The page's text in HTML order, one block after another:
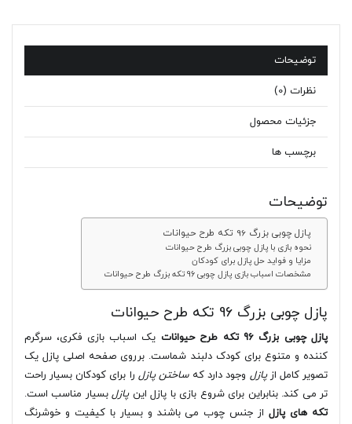
توضیحات
نظرات (0)
جزئیات محصول
برچسب ها
توضیحات
پازل چوبی بزرگ 96 تکه طرح حیوانات
نحوه بازی با پازل چوبی بزرگ طرح حیوانات
مزایا و فواید حل پازل برای کودکان
مشخصات اسباب بازی پازل چوبی 96 تکه بزرگ طرح حیوانات
پازل چوبی بزرگ 96 تکه طرح حیوانات
پازل چوبی بزرگ 96 تکه طرح حیوانات
یک اسباب بازی فکری، سرگرم
کننده و متنوع برای کودک دلبند شماست. برروی صفحه اصلی پازل یک
تصویر کامل ازپازل وجود دارد کهساختن پازل را برای کودکان بسیار راحت
تر می کند. بنابراین برای شروع بازی با پازل اینپازلبسیار مناسب است.
تکه های پازلاز جنس چوب می باشند و بسیار با کیفیت و خوشرنگ